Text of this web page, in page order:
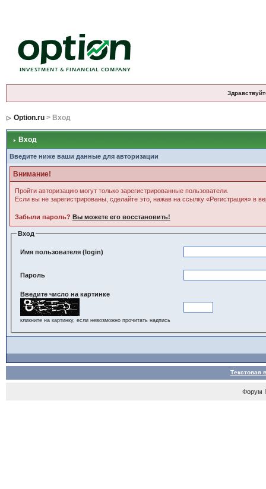
Option.ru> Вход
Вход
Введите ниже ваши данные для авторизации
Внимание!
Пройти авторизацию могут только зарегистрированные пользователи.
Если вы не зарегистрированы, сделайте это, нажав на ссылку «Регистрация» в
Забыли пароль? Вы можете его восстановить!
Вход
Имя пользователя (login)
Пароль
Введите число на картинке
кликните на картинку, если невозможно прочитать надпись
Текстовая
Форум